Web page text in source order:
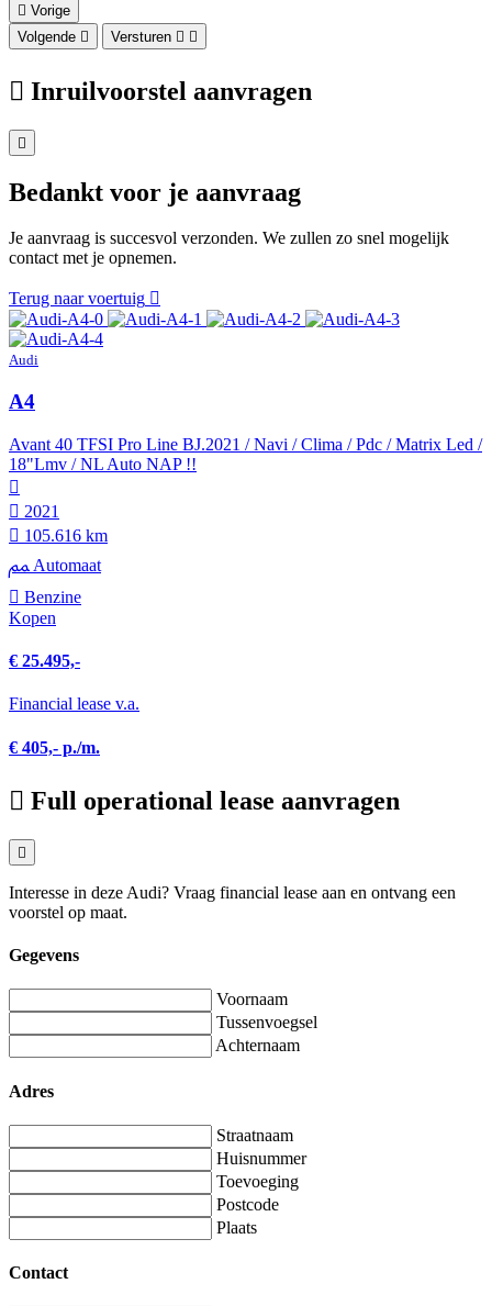
Vorige
Volgende
Versturen
Inruilvoorstel aanvragen
Bedankt voor je aanvraag
Je aanvraag is succesvol verzonden. We zullen zo snel mogelijk
contact met je opnemen.
Terug naar voertuig
Audi
A4
Avant 40 TFSI Pro Line BJ.2021 / Navi / Clima / Pdc / Matrix Led /
18"Lmv / NL Auto NAP !!
2021
105.616 km
Automaat
Benzine
Kopen
€ 25.495,-
Financial lease v.a.
€ 405,- p./m.
Full operational lease aanvragen
Interesse in deze Audi? Vraag financial lease aan en ontvang een
voorstel op maat.
Gegevens
Voornaam
Tussenvoegsel
Achternaam
Adres
Straatnaam
Huisnummer
Toevoeging
Postcode
Plaats
Contact